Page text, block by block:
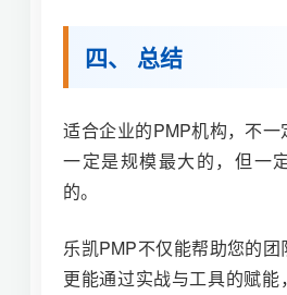
四、 总结
适合企业的PMP机构，不
一定是规模最大的，但一
的。
乐凯PMP不仅能帮助您的团
更能通过实战与工具的赋